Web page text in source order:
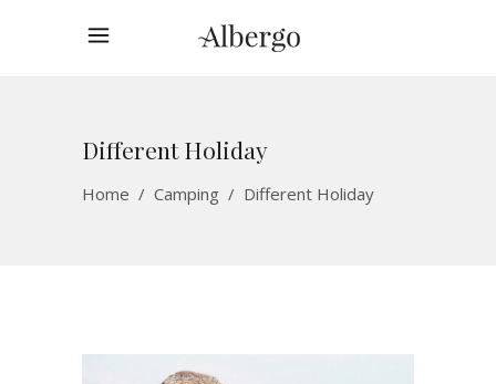
Different Holiday
Home / Camping / Different Holiday